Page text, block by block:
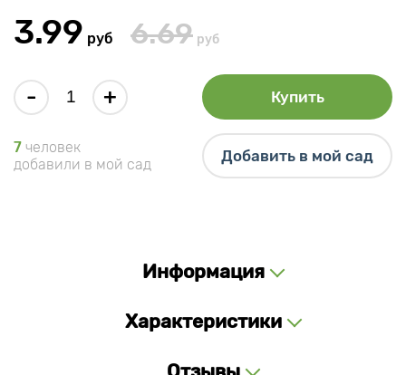
3.99 руб 6.69 руб
- + Купить
7 человек
добавили в мой сад
Добавить в мой сад
Информация
Характеристики